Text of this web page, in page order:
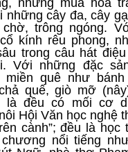
những mùa hoa
những cây đa, cây
trông ngóng.
kính rêu phong,
trong câu hát
Với những đặc
miền quê như
quế, giò mỡ
là đều có mối cơ
Hội Văn học nghệ
cành”; đều là học
nổi tiếng